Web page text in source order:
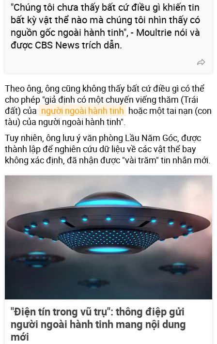
"Chúng tôi chưa thấy bất cứ điều gì khiến tin
bất kỳ vật thể nào mà chúng tôi nhìn thấy có
nguồn gốc ngoài hành tinh", - Moultrie nói và
được CBS News trích dẫn.
Theo ông, ông cũng không thấy bất cứ điều gì có thể
cho phép "giả định có một chuyến viếng thăm (Trái
đất) của người ngoài hành tinh hoặc một tai nạn (con
tàu) của người ngoài hành tinh".
Tuy nhiên, ông lưu ý văn phòng Lầu Năm Góc, được
thành lập để nghiên cứu dữ liệu về các vật thể bay
không xác định, đã nhận được "vài trăm" tin nhắn mới.
"Điện tín trong vũ trụ": thông điệp gửi
người ngoài hành tinh mang nội dung
mới